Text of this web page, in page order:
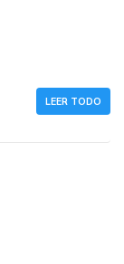
LEER TODO